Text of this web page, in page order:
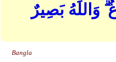
وَاللهُ بَصِيرٌ
Bangla